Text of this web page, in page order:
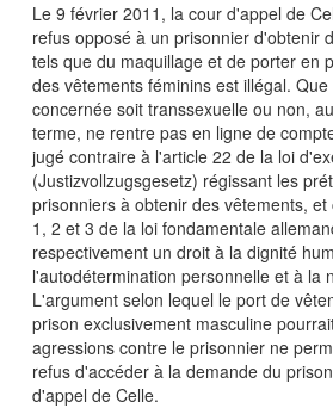
Le 9 février 2011, la cour d'appel de
refus opposé à un prisonnier d'obtenir
tels que du maquillage et de porter en
des vêtements féminins est illégal.
concernée soit transsexuelle ou non,
terme, ne rentre pas en ligne de
jugé contraire à l'article 22 de la loi
(Justizvollzugsgesetz) régissant les
prisonniers à obtenir des vêtements,
1, 2 et 3 de la loi fondamentale
respectivement un droit à la dignité
l'autodétermination personnelle et à la
L'argument selon lequel le port de
prison exclusivement masculine
agressions contre le prisonnier ne
refus d'accéder à la demande du
d'appel de Celle.